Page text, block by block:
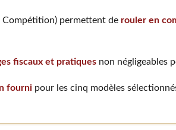
Compétition) permettent de rouler en
fiscaux et pratiquesnon négligeables
fournipour les cinq modèles